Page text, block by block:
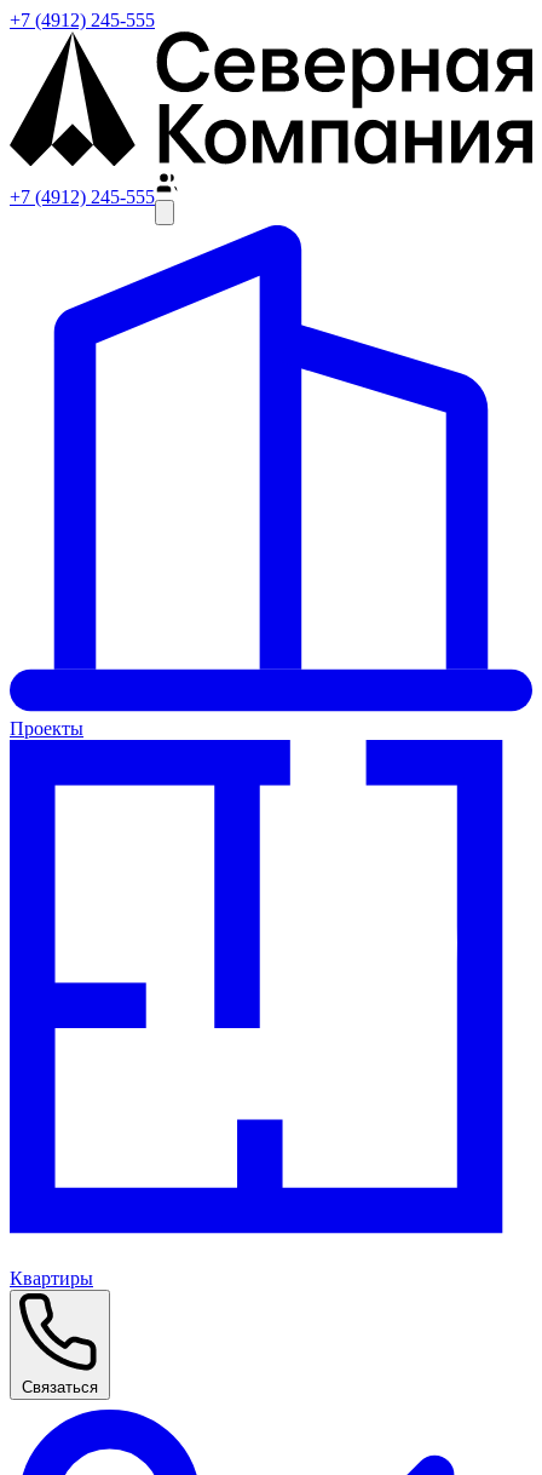
+7 (4912) 245-555
+7 (4912) 245-555
Проекты
Квартиры
Связаться